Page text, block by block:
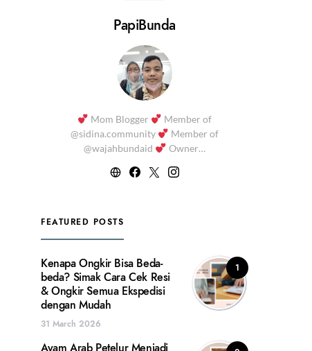
PapiBunda
Mom Blogger
Member of
@sidina.community
Member of
@wajahbundaid
Owner…
FEATURED POSTS
1
Kenapa Ongkir Bisa Beda-
beda? Simak Cara Cek Resi
& Ongkir Semua Ekspedisi
dengan Mudah
31 March 2026